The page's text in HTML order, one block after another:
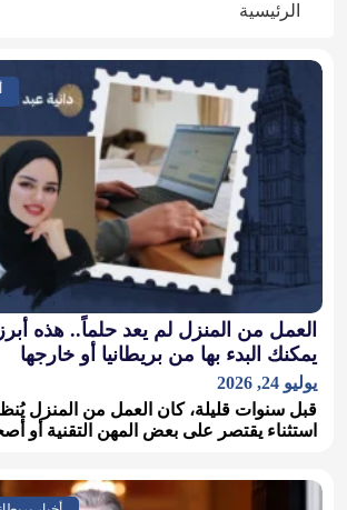
الرئيسية
العمل من المنزل لم يعد حلماً.. هذه
يمكنك البدء بها من بريطانيا أو خارجها
يوليو 24, 2026
قبل سنوات قليلة، كان العمل من المنزل
استثناء يقتصر على بعض المهن التقنية أو